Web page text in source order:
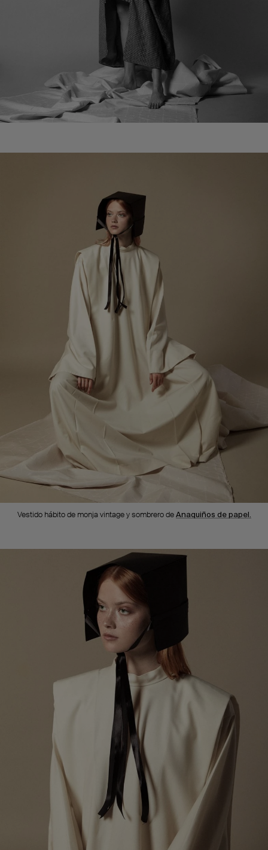
Vestido hábito de monja vintage y sombrero deAnaquiños de papel.